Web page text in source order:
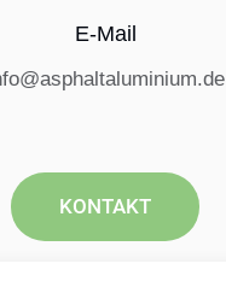
E-Mail
KONTAKT